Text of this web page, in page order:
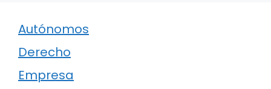
Autónomos
Derecho
Empresa